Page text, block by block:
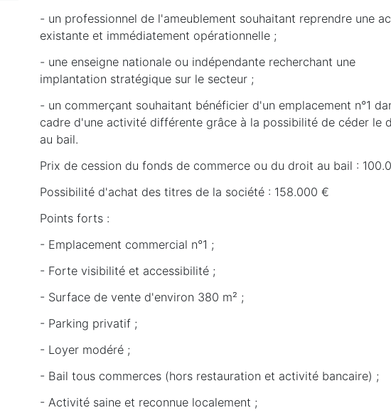
- un professionnel de l'ameublement souhaitant reprendre une
existante et immédiatement opérationnelle ;
- une enseigne nationale ou indépendante recherchant une
implantation stratégique sur le secteur ;
- un commerçant souhaitant bénéficier d'un emplacement n°1
cadre d'une activité différente grâce à la possibilité de céder le
au bail.
Prix de cession du fonds de commerce ou du droit au bail :
Possibilité d'achat des titres de la société : 158.000 €
Points forts :
- Emplacement commercial n°1 ;
- Forte visibilité et accessibilité ;
- Surface de vente d'environ 380 m² ;
- Parking privatif ;
- Loyer modéré ;
- Bail tous commerces (hors restauration et activité bancaire) ;
- Activité saine et reconnue localement ;